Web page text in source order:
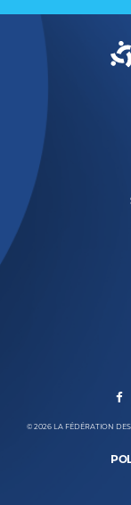
© 2026 LA FÉDÉRATION